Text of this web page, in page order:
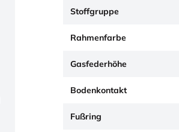
Stoffgruppe
Rahmenfarbe
Gasfederhöhe
Bodenkontakt
Fußring